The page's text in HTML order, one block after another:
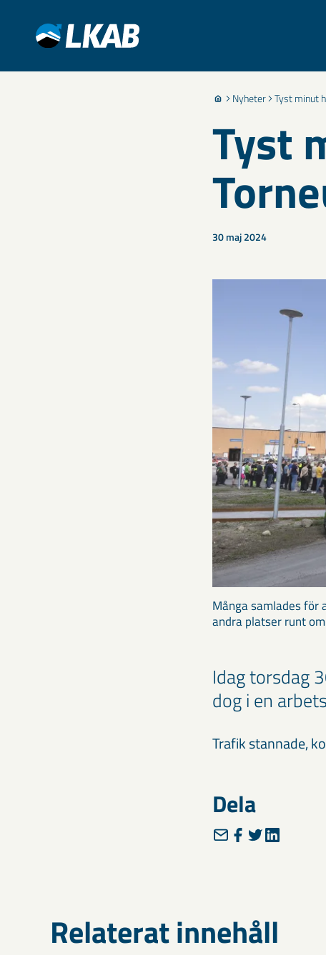
Nyheter Tyst minut
Tyst
30 maj 2024
Många samlades för
andra platser runt om
Idag torsdag
dog i en
Trafik stannade,
Dela
Relaterat innehåll